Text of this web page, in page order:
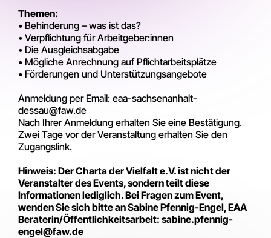
Themen:
• Behinderung – was ist das?
• Verpflichtung für Arbeitgeber:innen
• Die Ausgleichsabgabe
• Mögliche Anrechnung auf Pflichtarbeitsplätze
• Förderungen und Unterstützungsangebote
Anmeldung per Email: eaa-sachsenanhalt-
dessau@faw.de
Nach Ihrer Anmeldung erhalten Sie eine Bestätigung.
Zwei Tage vor der Veranstaltung erhalten Sie den
Zugangslink.
Hinweis: Der Charta der Vielfalt e.V. ist nicht der
Veranstalter des Events, sondern teilt diese
Informationen lediglich. Bei Fragen zum Event,
wenden Sie sich bitte anSabine Pfennig-Engel, EAA
Beraterin/Öffentlichkeitsarbeit: sabine.pfennig-
engel@faw.de